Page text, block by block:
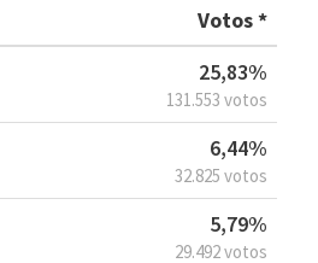
Votos *
25,83%
131.553 votos
6,44%
32.825 votos
5,79%
29.492 votos